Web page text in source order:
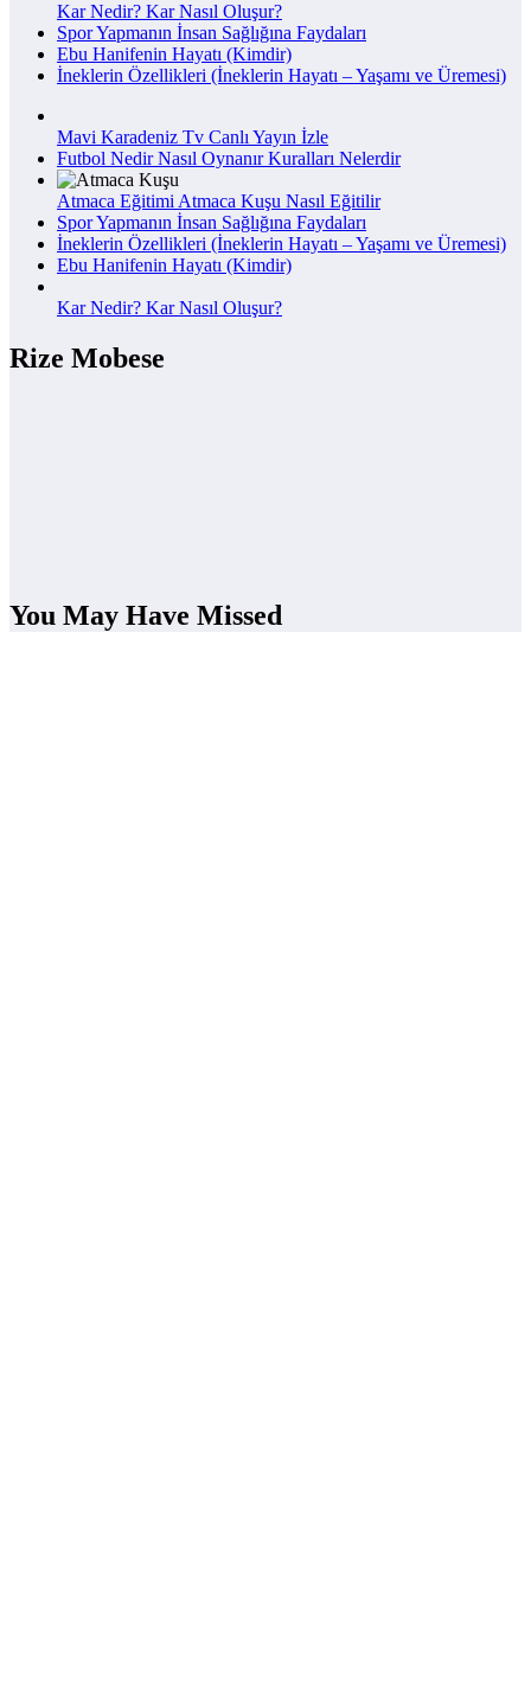
Kar Nedir? Kar Nasıl Oluşur?
Spor Yapmanın İnsan Sağlığına Faydaları
Ebu Hanifenin Hayatı (Kimdir)
İneklerin Özellikleri (İneklerin Hayatı – Yaşamı ve Üremesi)
Mavi Karadeniz Tv Canlı Yayın İzle
Futbol Nedir Nasıl Oynanır Kuralları Nelerdir
Atmaca Eğitimi Atmaca Kuşu Nasıl Eğitilir
Spor Yapmanın İnsan Sağlığına Faydaları
İneklerin Özellikleri (İneklerin Hayatı – Yaşamı ve Üremesi)
Ebu Hanifenin Hayatı (Kimdir)
Kar Nedir? Kar Nasıl Oluşur?
Rize Mobese
You May Have Missed